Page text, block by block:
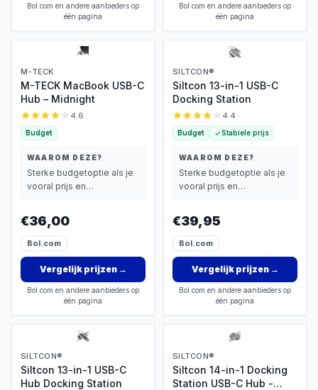
Bol.com en andere aanbieders op
één pagina
Bol.com en andere aanbieders op
één pagina
M-TECK
M-TECK MacBook USB-C
Hub – Midnight
4.6
Budget
WAAROM DEZE?
Sterke budgetoptie als je
vooral prijs en
€36,00
Bol.com
Vergelijk prijzen→
Bol.com en andere aanbieders op
één pagina
SILTCON®
Siltcon 13-in-1 USB-C
Docking Station
4.4
Budget Stabiele prijs
WAAROM DEZE?
Sterke budgetoptie als je
vooral prijs en
€39,95
Bol.com
Vergelijk prijzen→
Bol.com en andere aanbieders op
één pagina
SILTCON®
Siltcon 13-in-1 USB-C
Hub Docking Station
SILTCON®
Siltcon 14-in-1 Docking
Station USB-C Hub -